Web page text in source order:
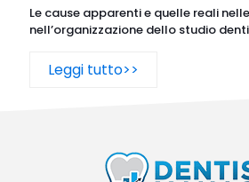
Le cause apparenti e quelle reali
nell’organizzazione dello studio
Leggi tutto>>